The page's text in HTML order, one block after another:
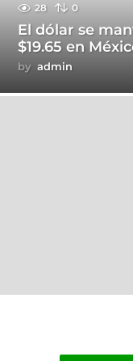
28 0
El dólar se
$19.65 en
by admin